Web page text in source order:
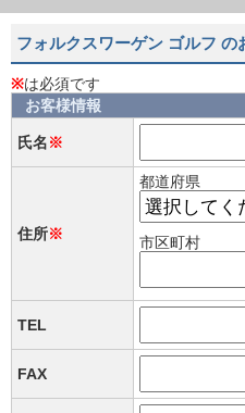
フォルクスワーゲン ゴルフ の
※は必須です
お客様情報
氏名※
住所※
都道府県
市区町村
TEL
FAX